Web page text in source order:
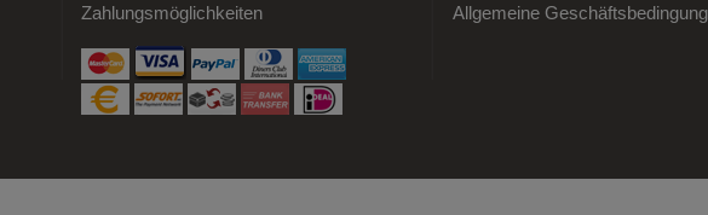
Zahlungsmöglichkeiten
Allgemeine